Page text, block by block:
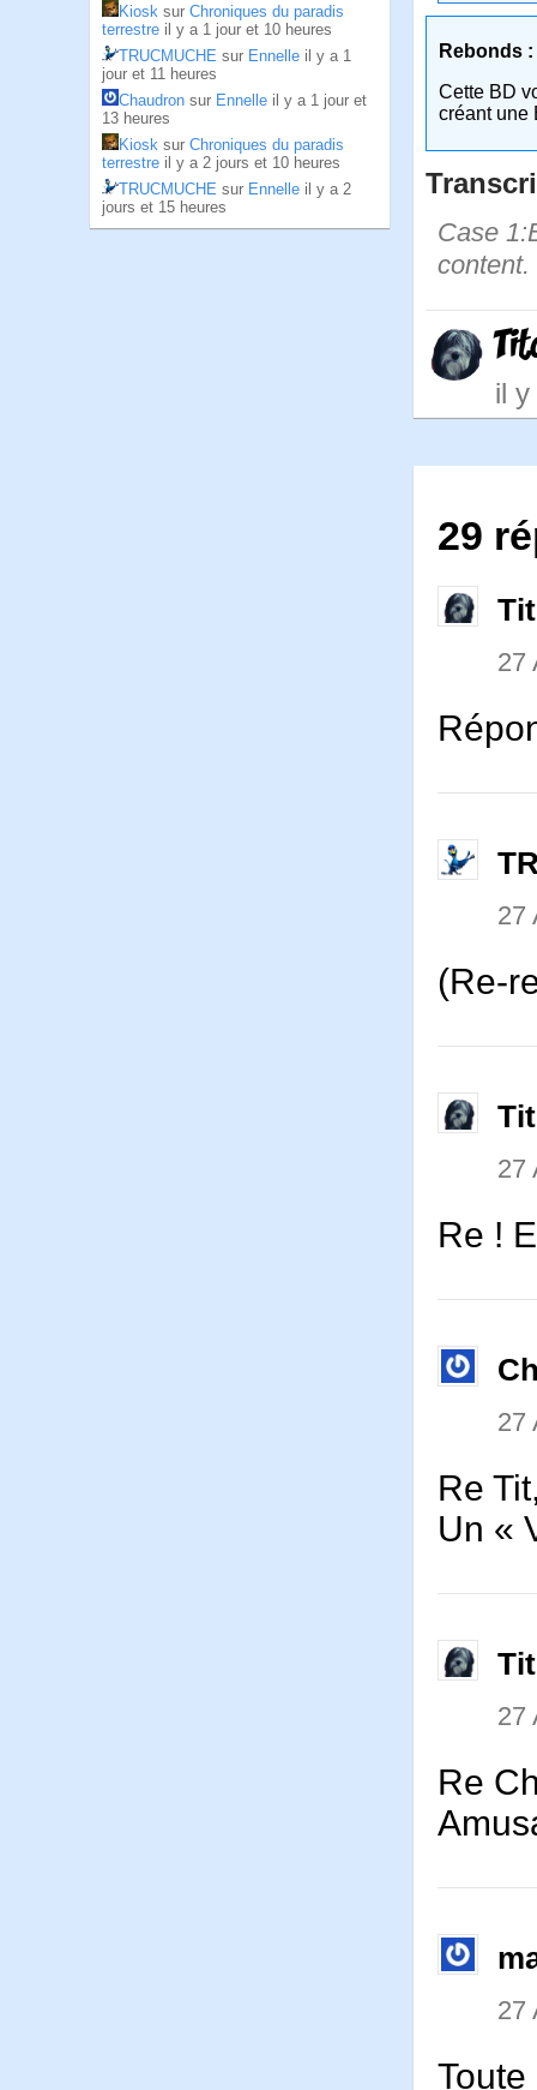
Kiosk sur Chroniques du paradis
terrestre il y a 1 jour et 10 heures
TRUCMUCHE sur Ennelle il y a 1
jour et 11 heures
Chaudron sur Ennelle il y a 1 jour et
13 heures
Kiosk sur Chroniques du paradis
terrestre il y a 2 jours et 10 heures
TRUCMUCHE sur Ennelle il y a 2
jours et 15 heures
Rebonds :
Cette BD
créant une
Case
il
29
27
27
(Re-
27
Re !
27
Re
Un «
27
Re
27